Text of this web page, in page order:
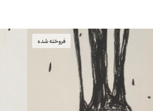
فروخته شده